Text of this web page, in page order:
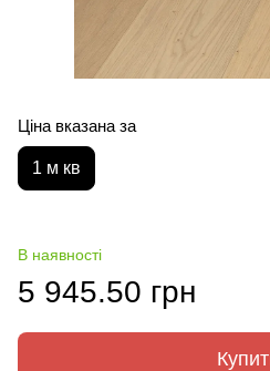
Ціна вказана за
1 м кв
В наявності
5 945.50 грн